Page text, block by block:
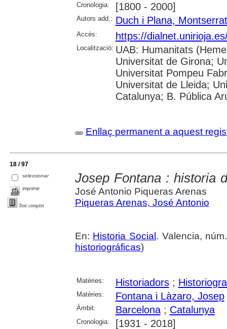
Cronologia: [1800 - 2000]
Autors add.: Duch i Plana, Montserrat
Accés: https://
Localització: UAB: Humanitats
Universitat de Girona;
Universitat Pompeu
Universitat de Lleida;
Catalunya; B. Pública
Enllaç permanent a aquest
18 / 97
seleccionar
imprimir
Text complet
Josep Fontana : historia
José Antonio Piqueras Arenas
Piqueras Arenas, José Antonio
En: Historia Social . Valencia,
historiográficas)
Matèries: Historiadors;
Matèries: Fontana i Làzaro, Josep
Àmbit: Barcelona; Catalunya
Cronologia: [1931 - 2018]